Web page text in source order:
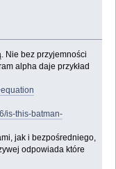
Nie bez przyjemności
alpha daje przykład
is-this-batman-
jak i bezpośredniego,
odpowiada które